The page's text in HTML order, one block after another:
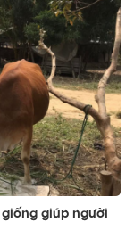
giúp người